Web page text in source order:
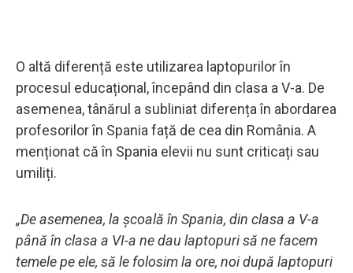
O altă diferență este utilizarea laptopurilor în
procesul educațional, începând din clasa a V-a. De
asemenea, tânărul a subliniat diferența în abordarea
profesorilor în Spania față de cea din România. A
menționat că în Spania elevii nu sunt criticați sau
umiliți.
„De asemenea, la școală în Spania, din clasa a V-a
până în clasa a VI-a ne dau laptopuri să ne facem
temele pe ele, să le folosim la ore, noi după laptopuri